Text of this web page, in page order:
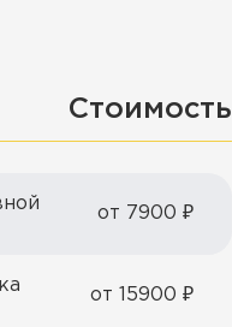
Стоимость
от 7900 ₽
от 15900 ₽